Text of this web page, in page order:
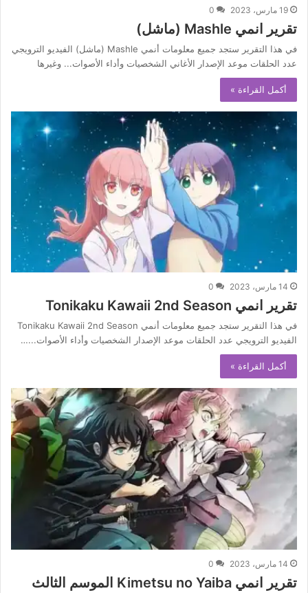
19 مارس، 2023 0
تقرير انمي Mashle (ماشل)
في هذا التقرير ستجد جميع معلومات أنمي Mashle (ماشل) الفيديو الترويجي
عدد الحلقات موعد الإصدار الأغاني الشخصيات وأداء الأصوات... وغيرها
أكمل القراءة »
14 مارس، 2023 0
تقرير انمي Tonikaku Kawaii 2nd Season
في هذا التقرير ستجد جميع معلومات أنمي Tonikaku Kawaii 2nd Season
الفيديو الترويجي عدد الحلقات موعد الإصدار الشخصيات وأداء الأصوات...…
أكمل القراءة »
14 مارس، 2023 0
تقرير انمي Kimetsu no Yaiba الموسم الثالث